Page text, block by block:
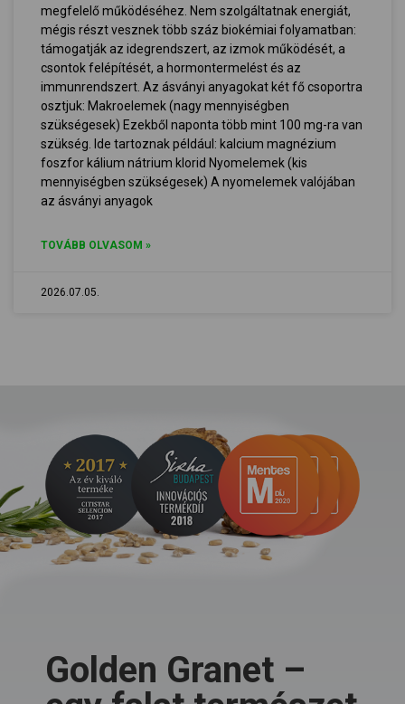
megfelelő működéséhez. Nem szolgáltatnak energiát,
mégis részt vesznek több száz biokémiai folyamatban:
támogatják az idegrendszert, az izmok működését, a
csontok felépítését, a hormontermelést és az
immunrendszert. Az ásványi anyagokat két fő csoportra
osztjuk: Makroelemek (nagy mennyiségben
szükségesek) Ezekből naponta több mint 100 mg-ra van
szükség. Ide tartoznak például: kalcium magnézium
foszfor kálium nátrium klorid Nyomelemek (kis
mennyiségben szükségesek) A nyomelemek valójában
az ásványi anyagok
TOVÁBB OLVASOM »
2026.07.05.
Golden Granet –